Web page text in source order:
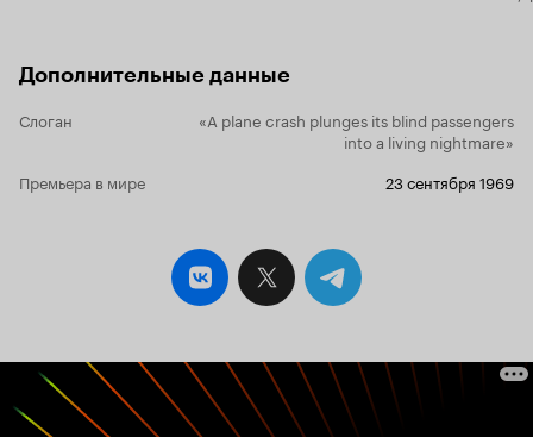
Дополнительные данные
Слоган
«A plane crash plunges its blind passengers
into a living nightmare»
Премьера в мире
23 сентября 1969